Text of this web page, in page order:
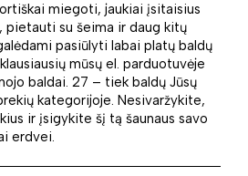
miegoti, jaukiai įsitaisius
pietauti su šeima ir daug kitų
pasiūlyti labai platų baldų
mūsų el. parduotuvėje
baldai. 27 – tiek baldų Jūsų
kategorijoje. Nesivaržykite,
ir įsigykite šį tą šaunaus savo
erdvei.